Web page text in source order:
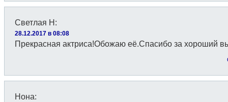
Светлая Н :
28.12.2017 в 08:08
Прекрасная актриса!Обожаю её.Спасибо за хороший
Нона: